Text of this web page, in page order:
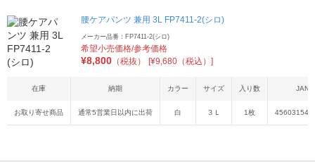
腰ケアパンツ 兼用 3L FP7411-2(シロ)
メーカー品番：FP7411-2(シロ)
希望小売価格/参考価格
¥8,800 （税抜） [¥9,680（税込）]
在庫 納期 カラー サイズ 入り数 JAN
お取り寄せ商品 通常5営業日以内に出荷 白 ３Ｌ 1枚